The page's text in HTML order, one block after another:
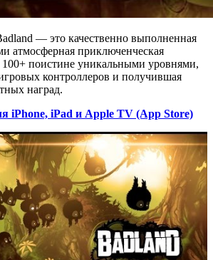
— это качественно выполненная
атмосферная приключенческая
100+ поистине уникальными уровнями,
контроллеров и получившая
наград.
iPhone, iPad и Apple TV (App Store)